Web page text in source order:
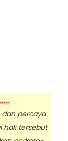
percaya
hak tersebut